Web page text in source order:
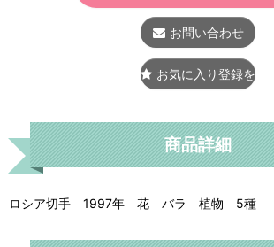
お問い合わせ
お気に入り登録をする
商品詳細
ロシア切手 1997年 花 バラ 植物 5種